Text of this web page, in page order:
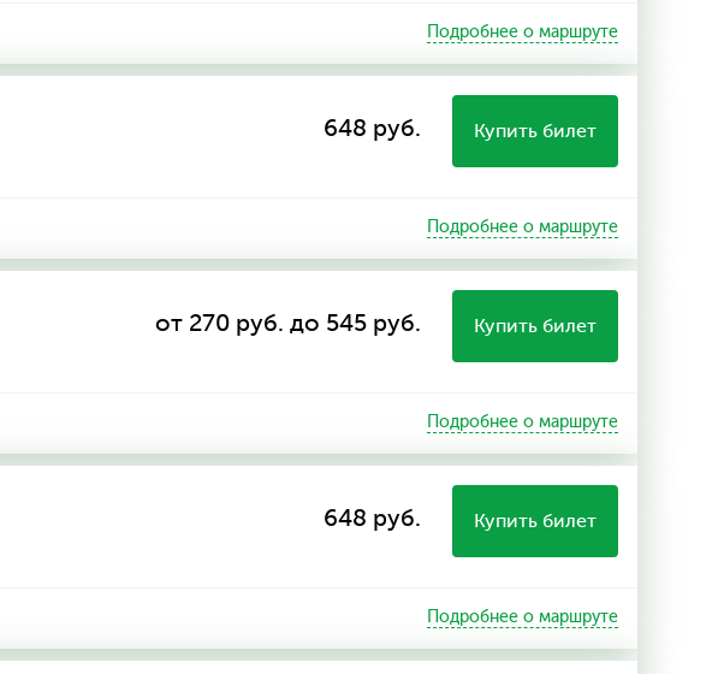
Подробнее о маршруте
648 руб. Купить билет
Подробнее о маршруте
от 270 руб. до 545 руб. Купить билет
Подробнее о маршруте
648 руб. Купить билет
Подробнее о маршруте